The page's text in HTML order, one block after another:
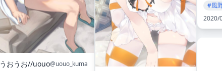
うおうお//uouo@uouo_kuma
#風
2020/